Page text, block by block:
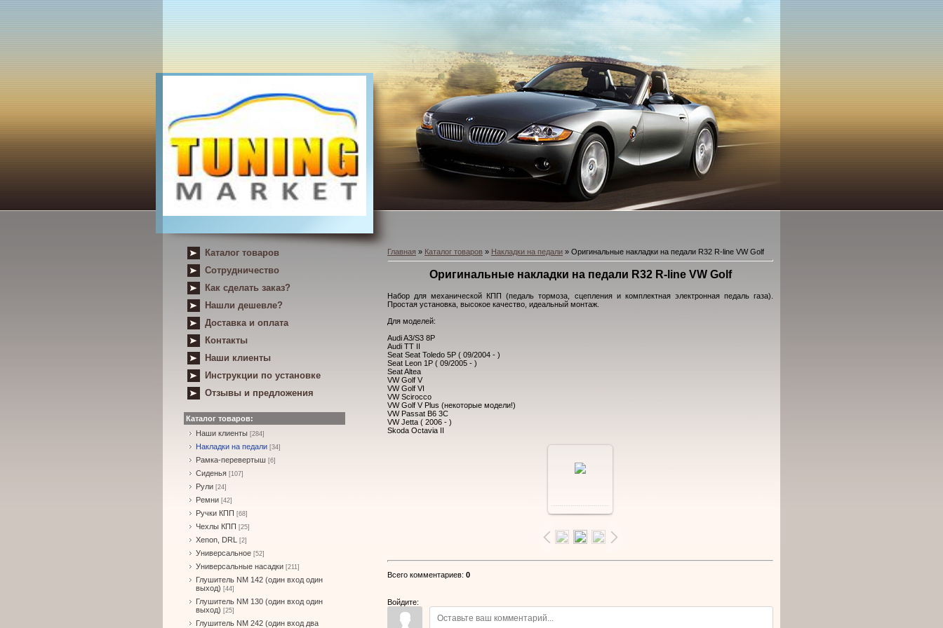
Каталог товаров
Сотрудничество
Как сделать заказ?
Нашли дешевле?
Доставка и оплата
Контакты
Наши клиенты
Инструкции по установке
Отзывы и предложения
Каталог товаров:
Наши клиенты [284]
Накладки на педали [34]
Рамка-перевертыш [6]
Сиденья [107]
Рули [24]
Ремни [42]
Ручки КПП [68]
Чехлы КПП [25]
Xenon, DRL [2]
Универсальное [52]
Универсальные насадки [211]
Глушитель NM 142 (один вход один
выход) [44]
Глушитель NM 130 (один вход один
выход) [25]
Глушитель NM 242 (один вход два
Главная » Каталог товаров » Накладки на педали » Оригинальные накладки на педали R32 R-line VW Golf
Оригинальные накладки на педали R32 R-line VW Golf
Набор для механической КПП (педаль тормоза, сцепления и комплектная электронная педаль газа).
Простая установка, высокое качество, идеальный монтаж.
Для моделей:
Audi A3/S3 8P
Audi TT II
Seat Seat Toledo 5P ( 09/2004 - )
Seat Leon 1P ( 09/2005 - )
Seat Altea
VW Golf V
VW Golf VI
VW Scirocco
VW Golf V Plus (некоторые модели!)
VW Passat B6 3C
VW Jetta ( 2006 - )
Skoda Octavia II
размере
Всего комментариев: 0
Войдите: